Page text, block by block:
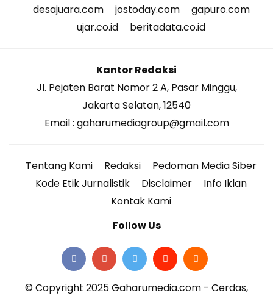
desajuara.com
jostoday.com
gapuro.com
ujar.co.id
beritadata.co.id
Kantor Redaksi
Jl. Pejaten Barat Nomor 2 A, Pasar Minggu,
Jakarta Selatan, 12540
Email : gaharumediagroup@gmail.com
Tentang Kami Redaksi
Pedoman Media Siber
Kode Etik Jurnalistik
Disclaimer
Info Iklan
Kontak Kami
Follow Us
© Copyright 2025 Gaharumedia.com - Cerdas,